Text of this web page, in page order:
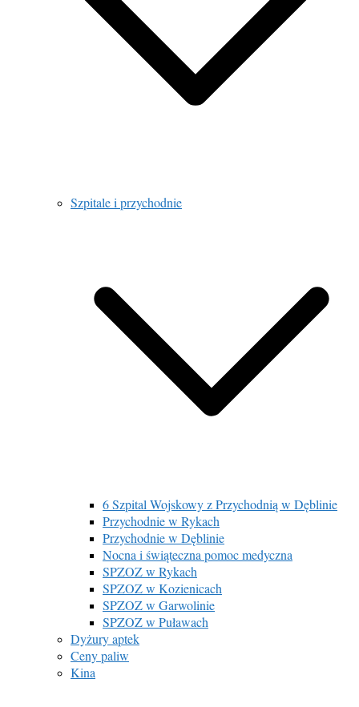
Szpitale i przychodnie
6 Szpital Wojskowy z Przychodnią w Dęblinie
Przychodnie w Rykach
Przychodnie w Dęblinie
Nocna i świąteczna pomoc medyczna
SPZOZ w Rykach
SPZOZ w Kozienicach
SPZOZ w Garwolinie
SPZOZ w Puławach
Dyżury aptek
Ceny paliw
Kina